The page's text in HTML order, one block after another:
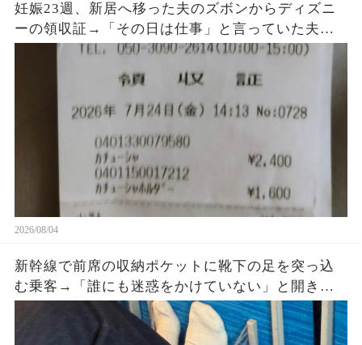
妊娠23週、新居へ移った夫のズボンからディズニ
ーの領収証→「その日は仕事」と言っていた夫に
購入品を尋ねると、LINEの時刻と説明が崩れ始め
2026/08/04
新幹線で前席の収納ポケットに靴下の足を突っ込
む乗客→「誰にも迷惑をかけていない」と開き直
った直後、車掌が座席を確認すると…